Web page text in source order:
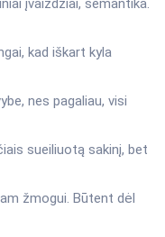
įvaizdžiai, semantika.
kad iškart kyla
nes pagaliau, visi
sueiliuotą sakinį, bet
žmogui. Būtent dėl